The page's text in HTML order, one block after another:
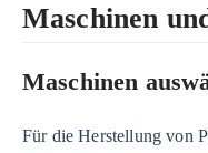
Maschinen
Maschinen
Für die Herstellung von